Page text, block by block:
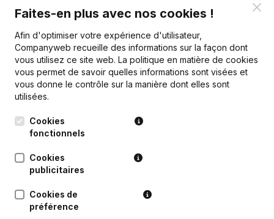
Faites-en plus avec nos cookies !
Afin d'optimiser votre expérience d'utilisateur,
Companyweb recueille des informations sur la façon dont
vous utilisez ce site web. La politique en matière de cookies
vous permet de savoir quelles informations sont visées et
vous donne le contrôle sur la manière dont elles sont
utilisées.
Cookies
fonctionnels
Cookies
publicitaires
Cookies de
préférence
Français
Kantorenpark Everest
Leuvensesteenweg
1800 Vilvoorde
Informations d’entreprise
Monitoring
Recherche internationale
Prospection
Compliance et prévention
de la fraude